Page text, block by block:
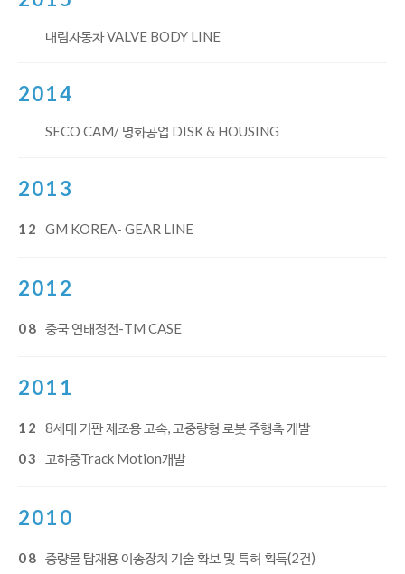
대림자동차 VALVE BODY LINE
2014
SECO CAM/ 명화공업 DISK & HOUSING
2013
12 GM KOREA- GEAR LINE
2012
08 중국 연태정전-TM CASE
2011
12
8세대 기판 제조용 고속, 고중량형 로봇 주행축 개발
03
고하중Track Motion개발
2010
08 중량물 탑재용 이송장치 기술 확보 및 특허 획득(2건)